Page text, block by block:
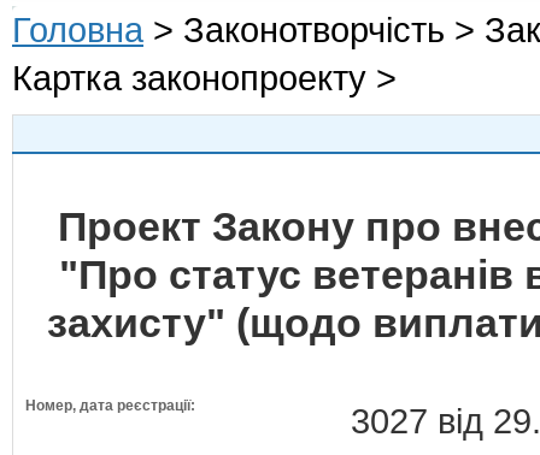
Головна > Законотворчість >
Картка законопроекту >
Проект Закону про
"Про статус ветеранів
захисту" (щодо
Номер, дата реєстрації: 3027 від